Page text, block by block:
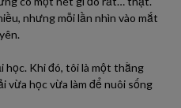
nhưng mỗi lần nhìn vào mắt
Khi đó, tôi là một thằng
vừa học vừa làm để nuôi sống